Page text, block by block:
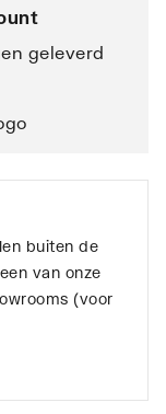
geleverd
buiten de
van onze
(voor